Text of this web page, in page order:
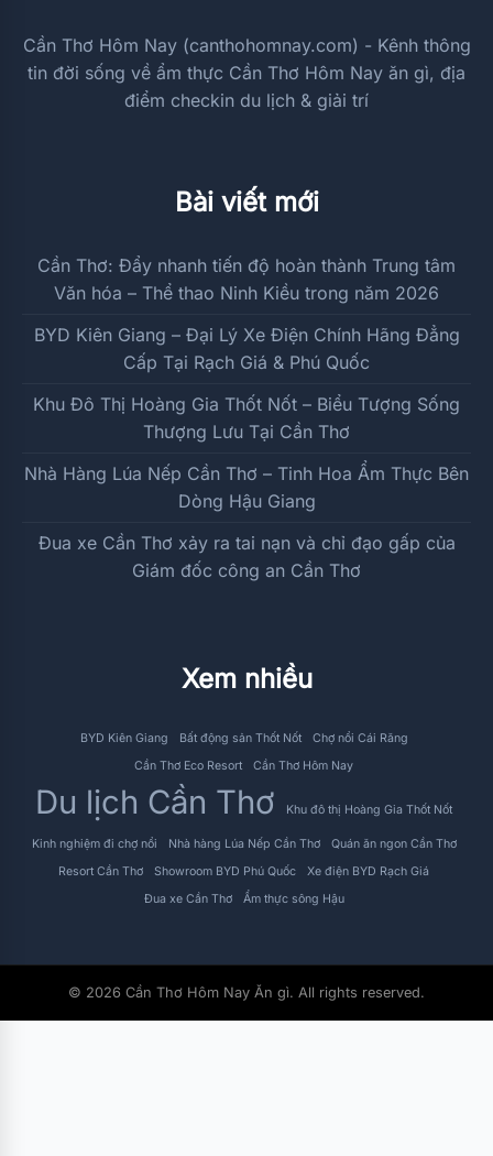
Cần Thơ Hôm Nay (canthohomnay.com) - Kênh thông
tin đời sống về ẩm thực Cần Thơ Hôm Nay ăn gì, địa
điểm checkin du lịch & giải trí
Bài viết mới
Cần Thơ: Đẩy nhanh tiến độ hoàn thành Trung tâm
Văn hóa – Thể thao Ninh Kiều trong năm 2026
BYD Kiên Giang – Đại Lý Xe Điện Chính Hãng Đẳng
Cấp Tại Rạch Giá & Phú Quốc
Khu Đô Thị Hoàng Gia Thốt Nốt – Biểu Tượng Sống
Thượng Lưu Tại Cần Thơ
Nhà Hàng Lúa Nếp Cần Thơ – Tinh Hoa Ẩm Thực Bên
Dòng Hậu Giang
Đua xe Cần Thơ xảy ra tai nạn và chỉ đạo gấp của
Giám đốc công an Cần Thơ
Xem nhiều
BYD Kiên Giang Bất động sản Thốt Nốt
Chợ nổi Cái Răng
Cần Thơ Eco Resort
Cần Thơ Hôm Nay
Du lịch Cần Thơ Khu đô thị Hoàng Gia Thốt Nốt
Kinh nghiệm đi chợ nổi Nhà hàng Lúa Nếp Cần Thơ
Quán ăn ngon Cần Thơ
Resort Cần Thơ
Showroom BYD Phú Quốc
Xe điện BYD Rạch Giá
Đua xe Cần Thơ
Ẩm thực sông Hậu
© 2026 Cần Thơ Hôm Nay Ăn gì. All rights reserved.